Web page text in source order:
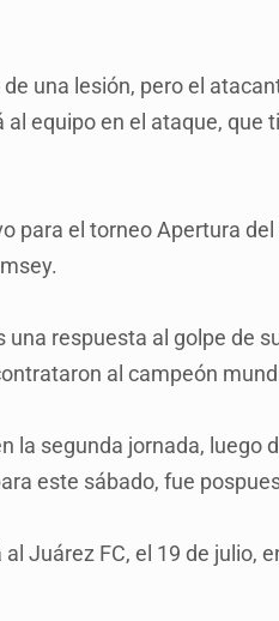
una lesión, pero el
equipo en el ataque, que
para el torneo Apertura
respuesta al golpe de
al campeón
la segunda jornada, luego
este sábado, fue
Juárez FC, el 19 de julio,